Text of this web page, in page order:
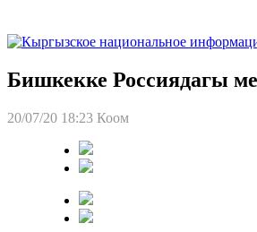
Бишкекке Россиядагы
20/07/20 18:23 Коом